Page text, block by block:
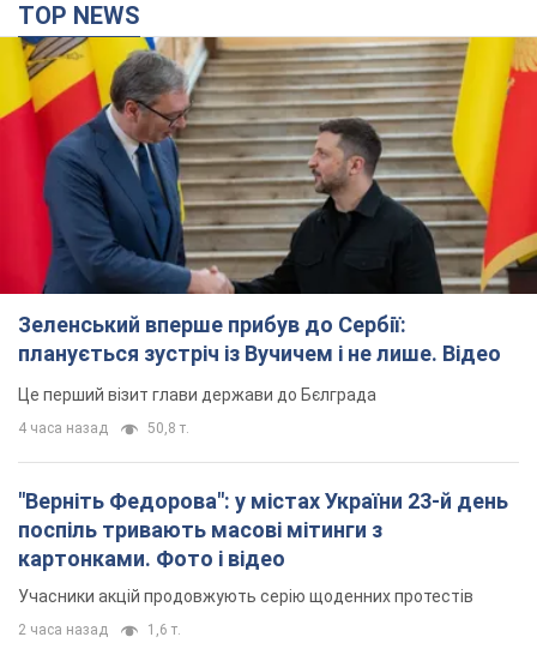
TOP NEWS
Зеленський вперше прибув до Сербії:
планується зустріч із Вучичем і не лише. Відео
Це перший візит глави держави до Бєлграда
4 часа назад 50,8 т.
"Верніть Федорова": у містах України 23-й день
поспіль тривають масові мітинги з
картонками. Фото і відео
Учасники акцій продовжують серію щоденних протестів
2 часа назад 1,6 т.